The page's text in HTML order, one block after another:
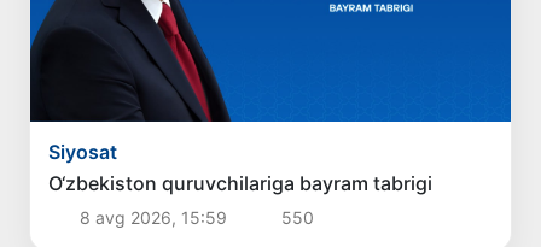
Siyosat
O‘zbekiston quruvchilariga bayram tabrigi
8 avg 2026, 15:59 550